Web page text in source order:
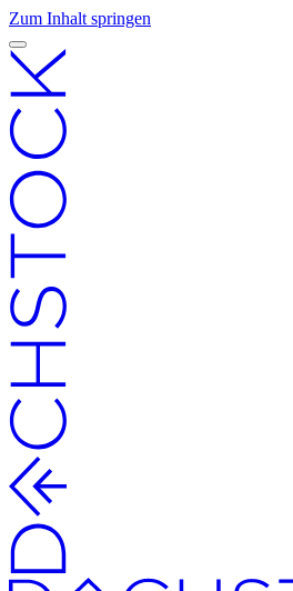
Zum Inhalt springen